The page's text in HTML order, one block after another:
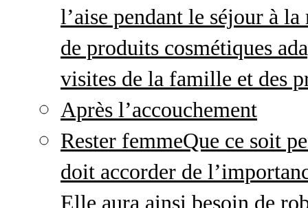
l’aise pendant le séjour à
de produits cosmétiques
visites de la famille et des
Après l’accouchement
Rester femmeQue ce soit
doit accorder de
Elle aura ainsi besoin de